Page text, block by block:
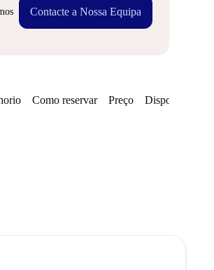
Contacte a Nossa Equipa
Como reservar Preço Disponibilidades